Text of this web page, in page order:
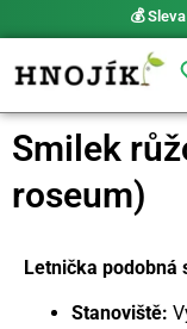
💰
Smilek
roseum)
Letnička podobná
Stanoviště: